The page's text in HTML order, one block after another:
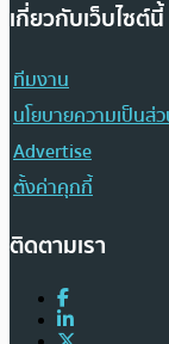
เกี่ยวกับเว็บไซต์นี้
ทีมงาน
นโยบายความเป็นส่
Advertise
ตั้งค่าคุกกี้
ติดตามเรา